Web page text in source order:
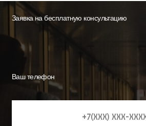
Заявка на бесплатную консультацию
Ваш телефон